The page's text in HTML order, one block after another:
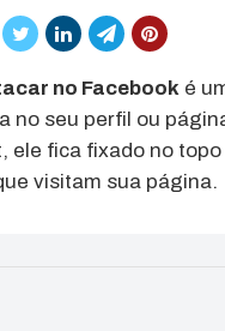
no Facebook é
no seu perfil ou
ele fica fixado no
visitam sua página.